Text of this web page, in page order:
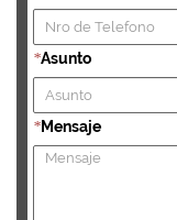
*Asunto
*Mensaje